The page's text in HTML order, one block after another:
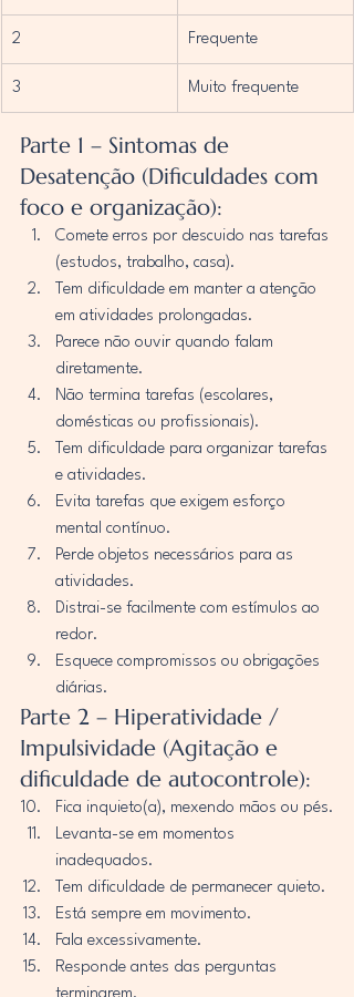
2 Frequente
3 Muito frequente
Parte 1 – Sintomas de
Desatenção (Dificuldades com
foco e organização):
Comete erros por descuido nas tarefas
(estudos, trabalho, casa).
Tem dificuldade em manter a atenção
em atividades prolongadas.
Parece não ouvir quando falam
diretamente.
Não termina tarefas (escolares,
domésticas ou profissionais).
Tem dificuldade para organizar tarefas
e atividades.
Evita tarefas que exigem esforço
mental contínuo.
Perde objetos necessários para as
atividades.
Distrai-se facilmente com estímulos ao
redor.
Esquece compromissos ou obrigações
diárias.
Parte 2 – Hiperatividade /
Impulsividade (Agitação e
dificuldade de autocontrole):
Fica inquieto(a), mexendo mãos ou pés.
Levanta-se em momentos
inadequados.
Tem dificuldade de permanecer quieto.
Está sempre em movimento.
Fala excessivamente.
Responde antes das perguntas
terminarem.